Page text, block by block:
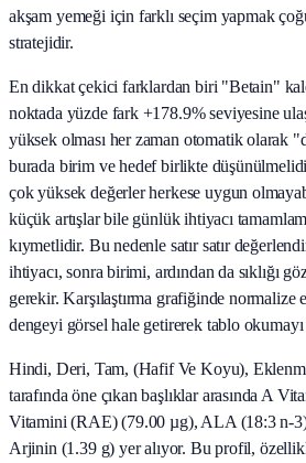
akşam yemeği için farklı seçim yapmak
stratejidir.
En dikkat çekici farklardan biri "Betain"
noktada yüzde fark +178.9% seviyesine
yüksek olması her zaman otomatik olarak
burada birim ve hedef birlikte
çok yüksek değerler herkese uygun
küçük artışlar bile günlük ihtiyacı
kıymetlidir. Bu nedenle satır satır
ihtiyacı, sonra birimi, ardından da sıklığı
gerekir. Karşılaştırma grafiğinde
dengeyi görsel hale getirerek tablo okumayı
Hindi, Deri, Tam, (Hafif Ve Koyu),
tarafında öne çıkan başlıklar arasında A
Vitamini (RAE) (79.00 µg), ALA (18:3 n-
Arjinin (1.39 g) yer alıyor. Bu profil,